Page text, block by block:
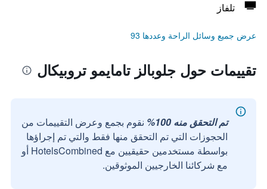
تلفاز
عرض جميع وسائل الراحة وعددها 93
تقييمات حول جلوبالز تامايمو تروبيكال
تم التحقق منه 100%
نقوم بجمع وعرض التقييمات من
الحجوزات التي تم التحقق منها فقط والتي تم إجراؤها
بواسطة مستخدمين حقيقيين مع HotelsCombined أو
مع شركائنا الخارجيين الموثوقين.